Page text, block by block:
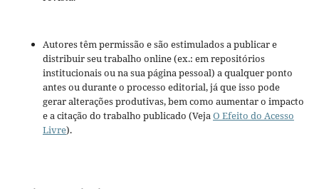
Autores têm permissão e são estimulados a publicar e
distribuir seu trabalho online (ex.: em repositórios
institucionais ou na sua página pessoal) a qualquer ponto
antes ou durante o processo editorial, já que isso pode
gerar alterações produtivas, bem como aumentar o impacto
e a citação do trabalho publicado (VejaO Efeito do Acesso
Livre).